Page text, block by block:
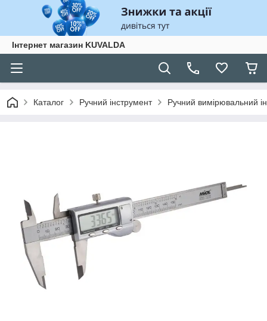
Інтернет магазин KUVALDA
Каталог Ручний інструмент Ручний вимірювальний